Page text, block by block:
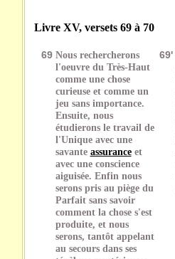
Livre XV, versets 69 à 70
69 Nous rechercherons
l'oeuvre du Très-Haut
comme une chose
curieuse et comme un
jeu sans importance.
Ensuite, nous
étudierons le travail de
l'Unique avec une
savante assuranceet
avec une conscience
aiguisée. Enfin nous
serons pris au piège du
Parfait sans savoir
comment la chose s'est
produite, et nous
serons, tantôt appelant
au secours dans ses
69'